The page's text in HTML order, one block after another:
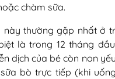
chàm sữa.
này thường gặp nhất ở
là trong 12 tháng
dịch của bé còn non
bò trực tiếp (khi